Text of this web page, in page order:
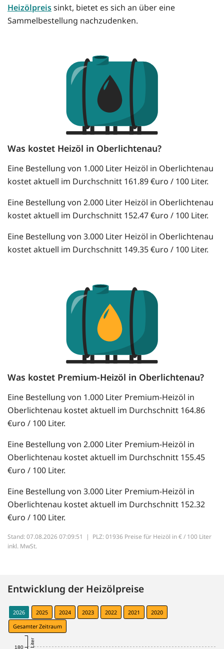
Heizölpreissinkt, bietet es sich an über eine
Sammelbestellung nachzudenken.
Was kostet Heizöl in Oberlichtenau?
Eine Bestellung von 1.000 Liter Heizöl in Oberlichtenau
kostet aktuell im Durchschnitt 161.89 €uro / 100 Liter.
Eine Bestellung von 2.000 Liter Heizöl in Oberlichtenau
kostet aktuell im Durchschnitt 152.47 €uro / 100 Liter.
Eine Bestellung von 3.000 Liter Heizöl in Oberlichtenau
kostet aktuell im Durchschnitt 149.35 €uro / 100 Liter.
Was kostet Premium-Heizöl in Oberlichtenau?
Eine Bestellung von 1.000 Liter Premium-Heizöl in
Oberlichtenau kostet aktuell im Durchschnitt 164.86
€uro / 100 Liter.
Eine Bestellung von 2.000 Liter Premium-Heizöl in
Oberlichtenau kostet aktuell im Durchschnitt 155.45
€uro / 100 Liter.
Eine Bestellung von 3.000 Liter Premium-Heizöl in
Oberlichtenau kostet aktuell im Durchschnitt 152.32
€uro / 100 Liter.
Stand: 07.08.2026 07:09:51 | PLZ: 01936 Preise für Heizöl in € / 100 Liter
inkl. MwSt.
Entwicklung der Heizölpreise
2026 2025 2024 2023 2022 2021
2020
Gesamter Zeitraum
180